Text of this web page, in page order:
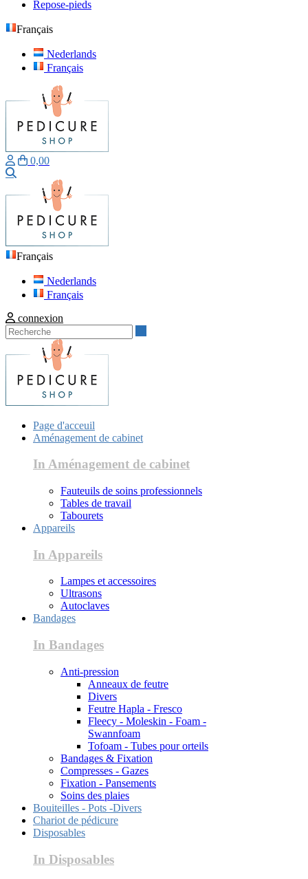
Repose-pieds
Français
Nederlands
Français
0,00
Français
Nederlands
Français
connexion
Page d'acceuil
Aménagement de cabinet
In Aménagement de cabinet
Fauteuils de soins professionnels
Tables de travail
Tabourets
Appareils
In Appareils
Lampes et accessoires
Ultrasons
Autoclaves
Bandages
In Bandages
Anti-pression
Anneaux de feutre
Divers
Feutre Hapla - Fresco
Fleecy - Moleskin - Foam -
Swannfoam
Tofoam - Tubes pour orteils
Bandages & Fixation
Compresses - Gazes
Fixation - Pansements
Soins des plaies
Bouiteilles - Pots -Divers
Chariot de pédicure
Disposables
In Disposables